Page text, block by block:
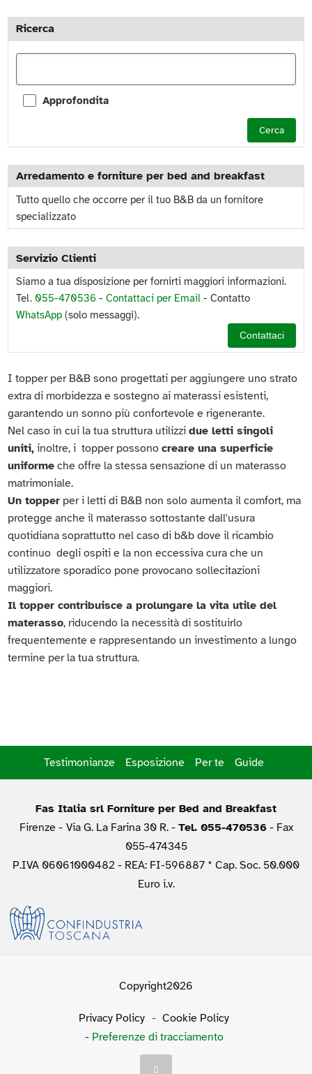
Ricerca
Approfondita
Cerca
Arredamento e forniture per bed and breakfast
Tutto quello che occorre per il tuo B&B da un fornitore
specializzato
Servizio Clienti
Siamo a tua disposizione per fornirti maggiori informazioni.
Tel. 055-470536 -Contattaci per Email - Contatto
WhatsApp(solo messaggi).
Contattaci
I topper per B&B sono progettati per aggiungere uno strato
extra di morbidezza e sostegno ai materassi esistenti,
garantendo un sonno più confortevole e rigenerante.
Nel caso in cui la tua struttura utilizzidue letti singoli
uniti, inoltre, i topper possonocreare una superficie
uniforme che offre la stessa sensazione di un materasso
matrimoniale.
Un topper per i letti di B&B non solo aumenta il comfort, ma
protegge anche il materasso sottostante dall'usura
quotidiana soprattutto nel caso di b&b dove il ricambio
continuo degli ospiti e la non eccessiva cura che un
utilizzatore sporadico pone provocano sollecitazioni
maggiori.
Il topper contribuisce a prolungare la vita utile del
materasso, riducendo la necessità di sostituirlo
frequentemente e rappresentando un investimento a lungo
termine per la tua struttura.
Testimonianze Esposizione Per te Guide
Fas Italia srl Forniture per Bed and Breakfast
Firenze - Via G. La Farina 30 R. - Tel. 055-470536- Fax
055-474345
P.IVA 06061000482 - REA: FI-596887 * Cap. Soc. 50.000
Euro i.v.
Copyright2026
Privacy Policy - Cookie Policy
- Preferenze di tracciamento